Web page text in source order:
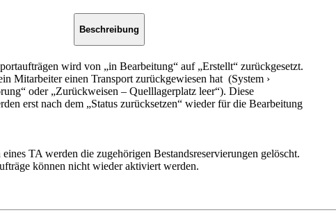
Beschreibung
wird von „in Bearbeitung“ auf „Erstellt“ zurückgesetzt.
Mitarbeiter einen Transport zurückgewiesen hat (System ›
oder „Zurückweisen – Quelllagerplatz leer“). Diese
erst nach dem „Status zurücksetzen“ wieder für die Bearbeitung
TA werden die zugehörigen Bestandsreservierungen gelöscht.
können nicht wieder aktiviert werden.